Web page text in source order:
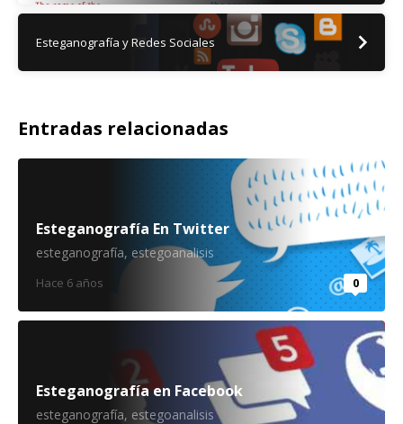
Esteganografía y Redes Sociales
Entradas relacionadas
Esteganografía En Twitter
esteganografía, estegoanalisis
Hace 6 años 0
Esteganografía en Facebook
esteganografía, estegoanalisis